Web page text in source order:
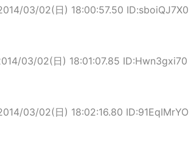
03/02(日) 18:00:57.50 ID:sboiQJ7X0
03/02(日) 18:01:07.85 ID:Hwn3gxi70
03/02(日) 18:02:16.80 ID:91EqIMrYO